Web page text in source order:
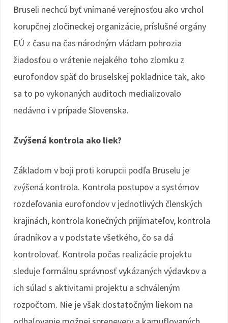
Bruseli nechcú byť vnímané verejnosťou ako vrchol
korupčnej zločineckej organizácie, príslušné orgány
EÚ z času na čas národným vládam pohrozia
žiadosťou o vrátenie nejakého toho zlomku z
eurofondov späť do bruselskej pokladnice tak, ako
sa to po vykonaných auditoch medializovalo
nedávno i v prípade Slovenska.
Zvýšená kontrola ako liek?
Základom v boji proti korupcii podľa Bruselu je
zvýšená kontrola. Kontrola postupov a systémov
rozdeľovania eurofondov v jednotlivých členských
krajinách, kontrola konečných prijímateľov, kontrola
úradníkov a v podstate všetkého, čo sa dá
kontrolovať. Kontrola počas realizácie projektu
sleduje formálnu správnosť vykázaných výdavkov a
ich súlad s aktivitami projektu a schváleným
rozpočtom. Nie je však dostatočným liekom na